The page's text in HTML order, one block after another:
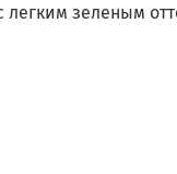
легким зеленым